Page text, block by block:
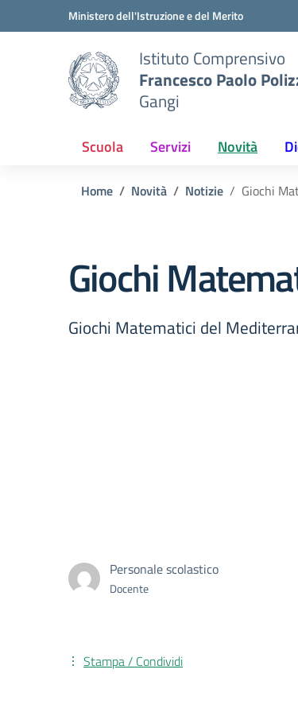
Vai ai contenuti
Vai al menu di navigazioneMinistero dell'Istruzione e del Merito
Istituto Comprensivo
Francesco Paolo
Gangi
Scuola Servizi Novità
Home Novità Notizie Giochi
Giochi
Giochi Matematici del
Personale scolastico
Docente
Stampa / Condividi